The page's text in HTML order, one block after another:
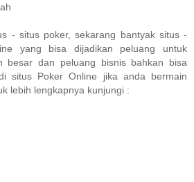
- situs poker, sekarang bantyak situs -
yang bisa dijadikan peluang untuk
besar dan peluang bisnis bahkan bisa
situs Poker Online jika anda bermain
lebih lengkapnya kunjungi :